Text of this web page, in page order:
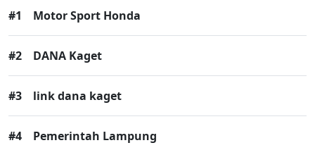
#1 Motor Sport Honda
#2 DANA Kaget
#3 link dana kaget
#4 Pemerintah Lampung